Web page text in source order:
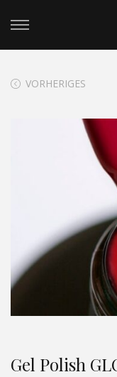
VORHERIGES
Gel Polish